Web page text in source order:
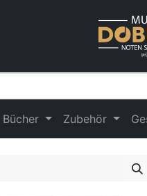
Bücher Zubehör